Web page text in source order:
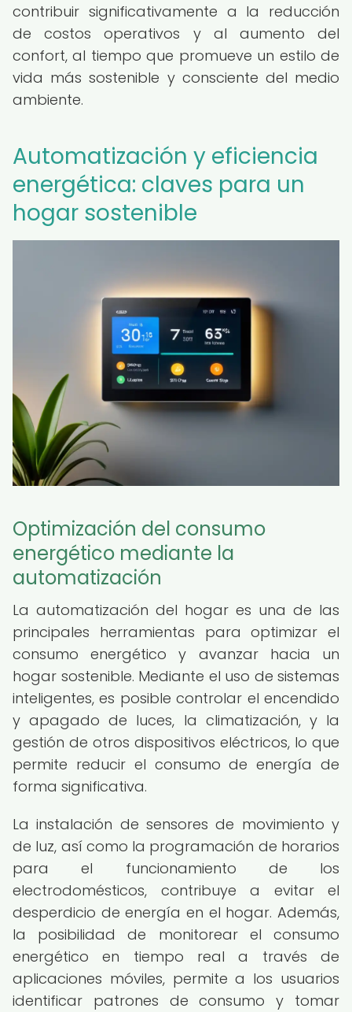
contribuir significativamente a la reducción
de costos operativos y al aumento del
confort, al tiempo que promueve un estilo de
vida más sostenible y consciente del medio
ambiente.
Automatización y eficiencia
energética: claves para un
hogar sostenible
Optimización del consumo
energético mediante la
automatización
La automatización del hogar es una de las
principales herramientas para optimizar el
consumo energético y avanzar hacia un
hogar sostenible. Mediante el uso de sistemas
inteligentes, es posible controlar el encendido
y apagado de luces, la climatización, y la
gestión de otros dispositivos eléctricos, lo que
permite reducir el consumo de energía de
forma significativa.
La instalación de sensores de movimiento y
de luz, así como la programación de horarios
para el funcionamiento de los
electrodomésticos, contribuye a evitar el
desperdicio de energía en el hogar. Además,
la posibilidad de monitorear el consumo
energético en tiempo real a través de
aplicaciones móviles, permite a los usuarios
identificar patrones de consumo y tomar